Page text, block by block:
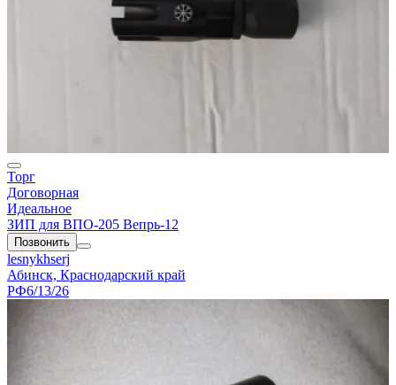
Торг
Договорная
Идеальное
ЗИП для ВПО-205 Вепрь-12
Позвонить
lesnykhserj
Абинск, Краснодарский край
РФ6/13/26